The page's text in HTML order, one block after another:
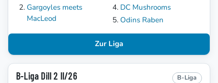
Gargoyles meets
MacLeod
DC Mushrooms
Odins Raben
Zur Liga
B-Liga Dill 2 II/26 B-Liga